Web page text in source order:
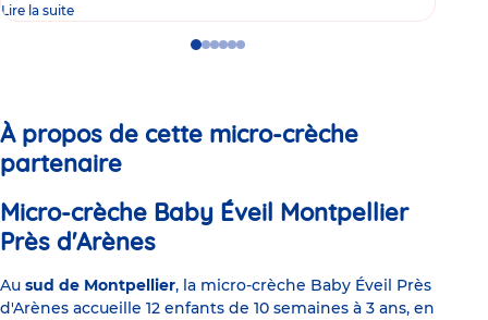
Lire la suite
GoGoGoGo
GoGo
À propos de cette micro-crèche
partenaire
Micro-crèche Baby Éveil Montpellier
Près d'Arènes
Au sud de Montpellier, la micro-crèche Baby Éveil Près
d'Arènes accueille 12 enfants de 10 semaines à 3 ans, en